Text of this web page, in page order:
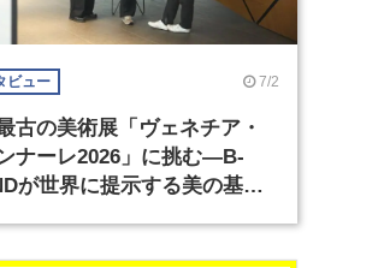
ビュー 7/2
古の美術展「ヴェネチア・
ナーレ2026」に挑む―B-
が世界に提示する美の基準